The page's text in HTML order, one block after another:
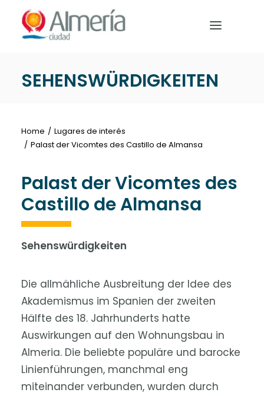
Nota:
este
accesibilidad.
WAS MAN UNTERNEHMEN
Deutsch
SEHENSWÜRDIGKEITEN
Home
Lugares de interés
Palast der Vicomtes des Castillo de Almansa
Palast der Vicomtes des
Castillo de Almansa
Sehenswürdigkeiten
Die allmähliche Ausbreitung der Idee des
Akademismus im Spanien der zweiten
Hälfte des 18. Jahrhunderts hatte
Auswirkungen auf den Wohnungsbau in
Almeria. Die beliebte populäre und barocke
Linienführungen, manchmal eng
miteinander verbunden, wurden durch